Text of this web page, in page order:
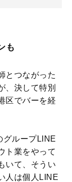
も
とつながった
、決して特別
区でバーを経
グループLINE
ト業をやって
いて、そうい
人は個人LINE